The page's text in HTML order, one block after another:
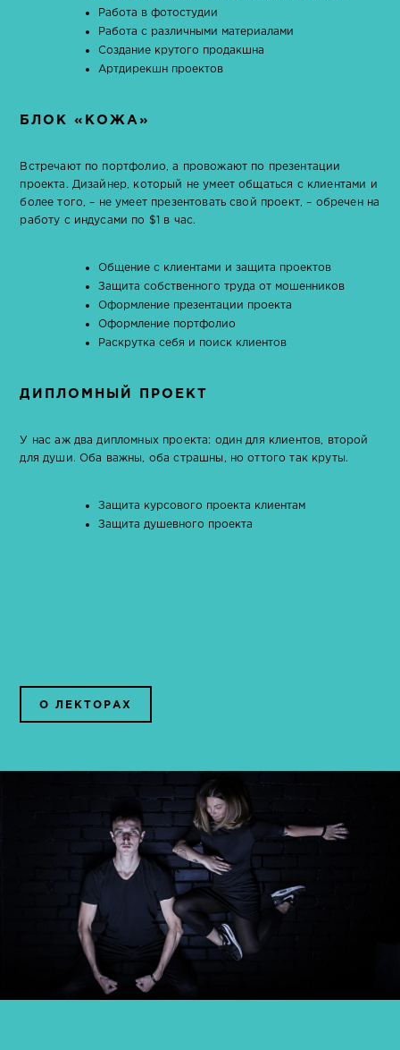
Работа в фотостудии
Работа с различными материалами
Создание крутого продакшна
Артдирекшн проектов
БЛОК «КОЖА»
Встречают по портфолио, а провожают по презентации
проекта. Дизайнер, который не умеет общаться с клиентами и
более того, – не умеет презентовать свой проект, – обречен на
работу с индусами по $1 в час.
Общение с клиентами и защита проектов
Защита собственного труда от мошенников
Оформление презентации проекта
Оформление портфолио
Раскрутка себя и поиск клиентов
ДИПЛОМНЫЙ ПРОЕКТ
У нас аж два дипломных проекта: один для клиентов, второй
для души. Оба важны, оба страшны, но оттого так круты.
Защита курсового проекта клиентам
Защита душевного проекта
О ЛЕКТОРАХ